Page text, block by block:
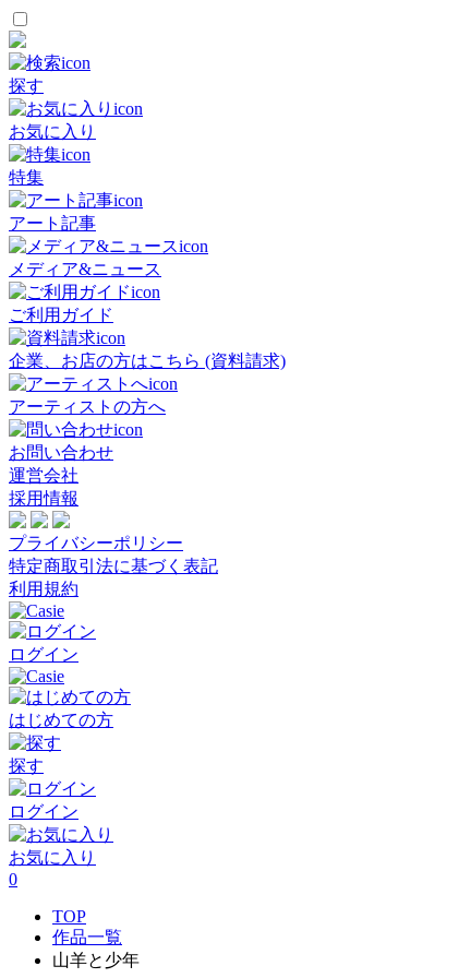
探す
お気に入り
特集
アート記事
メディア&ニュース
ご利用ガイド
企業、お店の方はこちら (資料請求)
アーティストの方へ
お問い合わせ
運営会社
採用情報
プライバシーポリシー
特定商取引法に基づく表記
利用規約
ログイン
はじめての方
探す
ログイン
お気に入り
0
TOP
作品一覧
山羊と少年